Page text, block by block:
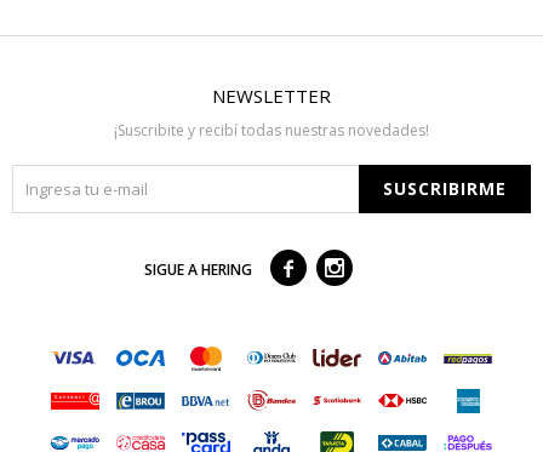
NEWSLETTER
¡Suscribite y recibí todas nuestras novedades!
SUSCRIBIRME
SIGUE A HERING  